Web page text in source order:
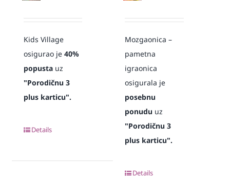
Kids Village
osigurao je40%
popustauz
"Porodičnu 3
plus karticu".
Details
Mozgaonica –
pametna
igraonica
osigurala je
posebnu
ponudu uz
"Porodičnu 3
plus karticu".
Details